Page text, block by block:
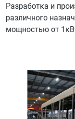
Разработка и
различного
мощностью от